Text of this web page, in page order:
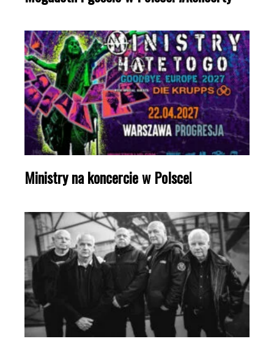
Ministry na koncercie w Polsce!